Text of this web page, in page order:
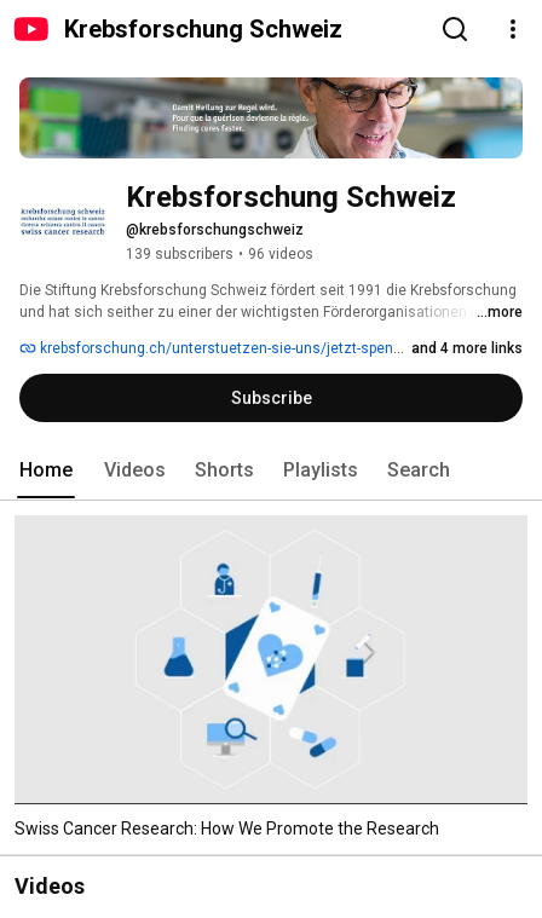
Krebsforschung Schweiz
Krebsforschung Schweiz
@krebsforschungschweiz
139 subscribers • 96 videos
Die Stiftung Krebsforschung Schweiz fördert seit 1991 die Krebsforschung
und hat sich seither zu einer der wichtigsten Förderorganisationen im
Spendengeldern stellt sie Mittel für alle Bereiche der Krebsforschung zur
Verfügung. Ein besonderer Schwerpunkt liegt auf der Förderung von
patientenorientierten Forschungsprojekten, die der Prävention, der
besseren Diagnose und Behandlung von Krebs sowie der Verbesserung
...more
krebsforschung.ch/unterstuetzen-sie-uns/jetzt-spenden and 4 more links
Subscribe
Home Videos Shorts Playlists Search
Swiss Cancer Research: How We Promote the Research
Videos